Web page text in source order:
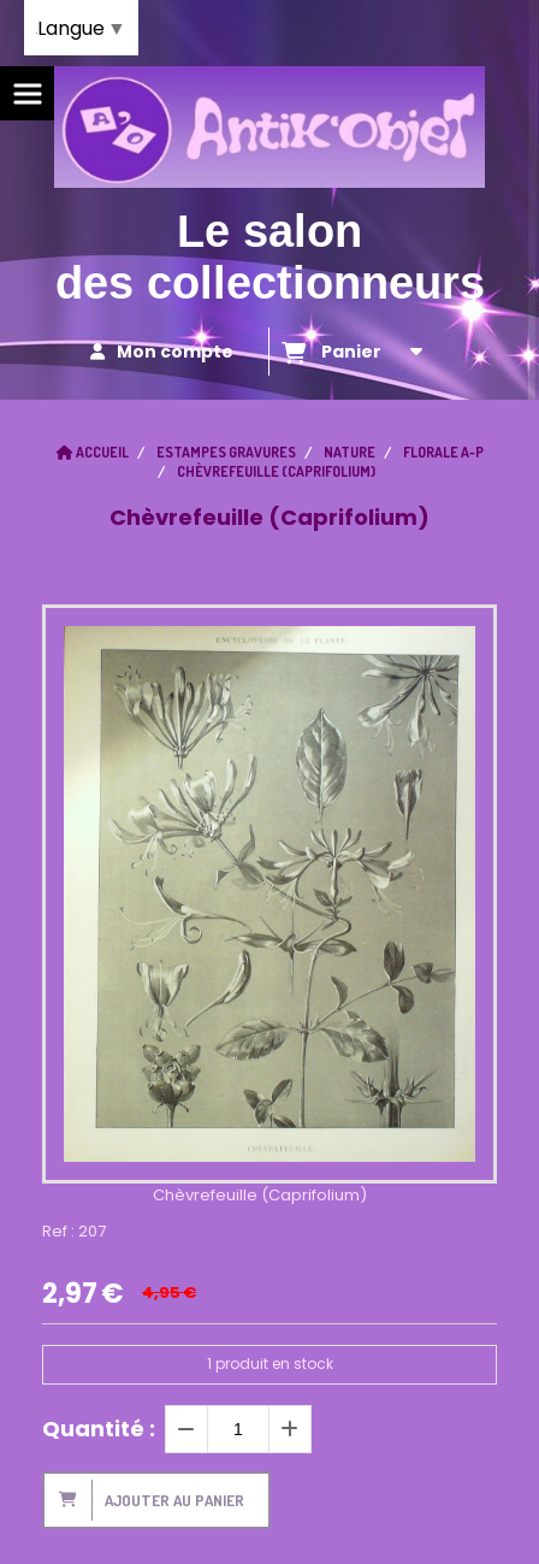
Le salon
des collectionneurs
Mon compte Panier
ACCUEIL ESTAMPES GRAVURES NATURE
FLORALE A-P
CHÈVREFEUILLE (CAPRIFOLIUM)
Chèvrefeuille (Caprifolium)
Chèvrefeuille (Caprifolium)
Ref : 207
2,97€ 4,95€
1 produit en stock
Quantité :
AJOUTER AU PANIER
Langue ▼